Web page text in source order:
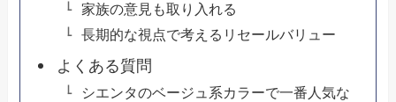
家族の意見も取り入れる
長期的な視点で考えるリセールバリュー
よくある質問
シエンタのベージュ系カラーで一番人気な